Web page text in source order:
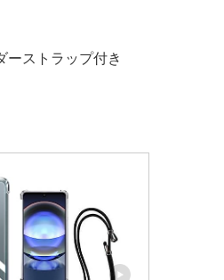
ーストラップ付き